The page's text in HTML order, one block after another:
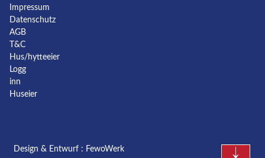
Impressum
Datenschutz
AGB
T&C
Hus/hytteeier
Logg
inn
Huseier
Design & Entwurf : FewoWerk